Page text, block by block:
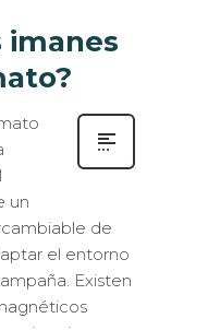
imanes
un
de
el entorno
Existen